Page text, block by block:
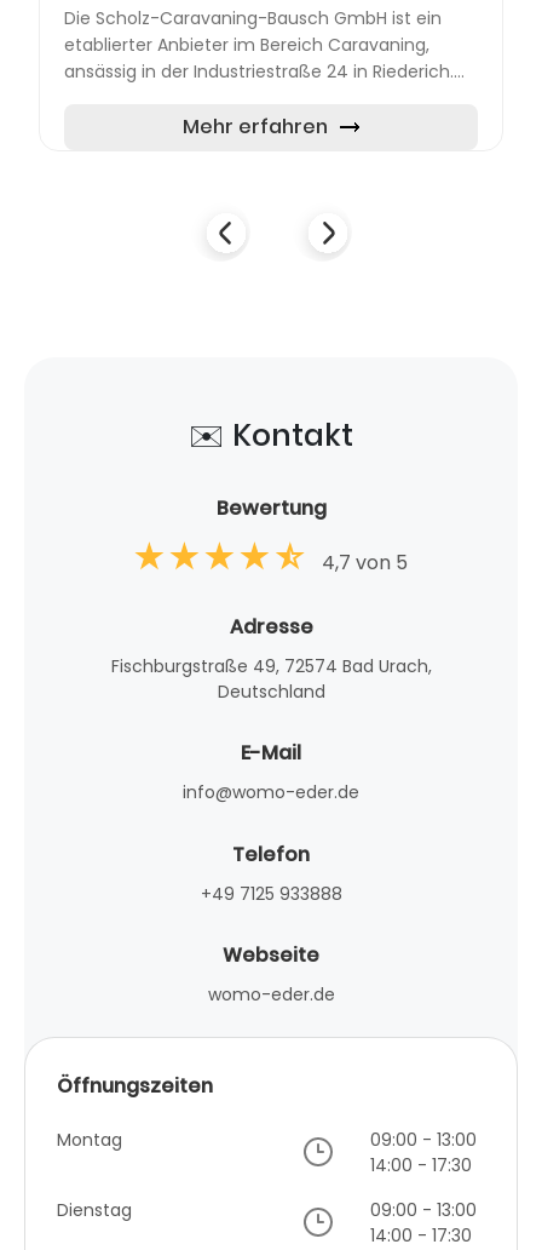
Die Scholz-Caravaning-Bausch GmbH ist ein
etablierter Anbieter im Bereich Caravaning,
ansässig in der Industriestraße 24 in Riederich.
Dienstleistungen...Mehr erfahren
✉️ Kontakt
Bewertung
4,7 von 5
Adresse
Fischburgstraße 49, 72574 Bad Urach,
Deutschland
E-Mail
info@womo-eder.de
Telefon
+49 7125 933888
Webseite
womo-eder.de
Öffnungszeiten
Montag
09:00 - 13:00
14:00 - 17:30
Dienstag
09:00 - 13:00
14:00 - 17:30